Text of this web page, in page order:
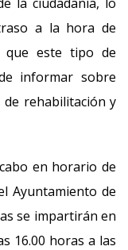
a la hora de
que este tipo de
informar sobre
rehabilitación y
en horario de
Ayuntamiento de
se impartirán en
16.00 horas a las